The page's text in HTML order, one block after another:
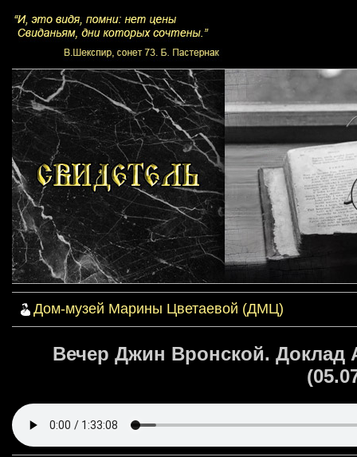
Дом-музей Марины Цветаевой (ДМЦ)
Вечер Джин Вронской. Доклад